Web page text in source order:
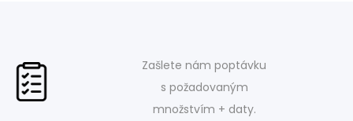
Zašlete nám poptávku
s požadovaným
množstvím + daty.